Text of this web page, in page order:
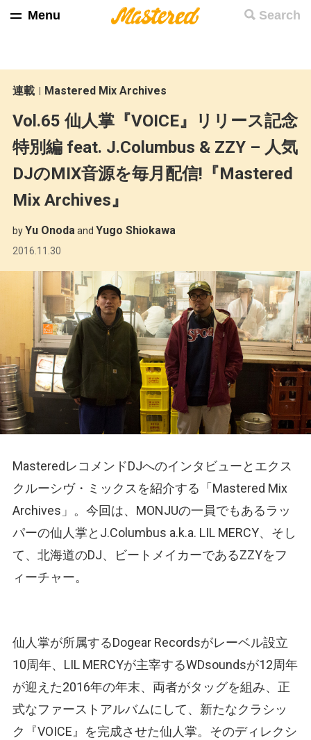
Search
Menu
連載 Mastered Mix Archives
Vol.65 仙人掌『VOICE』リリース記念
特別編 feat. J.Columbus & ZZY – 人気
DJのMIX音源を毎月配信!『Mastered
Mix Archives』
byYu Onodaand Yugo Shiokawa
2016.11.30
MasteredレコメンドDJへのインタビューとエクス
クルーシヴ・ミックスを紹介する「Mastered Mix
Archives」。今回は、MONJUの一員でもあるラッ
パーの仙人掌とJ.Columbus a.k.a. LIL MERCY、そし
て、北海道のDJ、ビートメイカーであるZZYをフ
ィーチャー。
仙人掌が所属するDogear Recordsがレーベル設立
10周年、LIL MERCYが主宰するWDsoundsが12周年
が迎えた2016年の年末、両者がタッグを組み、正
式なファーストアルバムにして、新たなクラシッ
ク『VOICE』を完成させた仙人掌。そのディレクシ